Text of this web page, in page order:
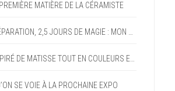
PREMIÈRE MATIÈRE DE LA CÉRAMISTE
SE VOIE À LA PROCHAINE EXPO